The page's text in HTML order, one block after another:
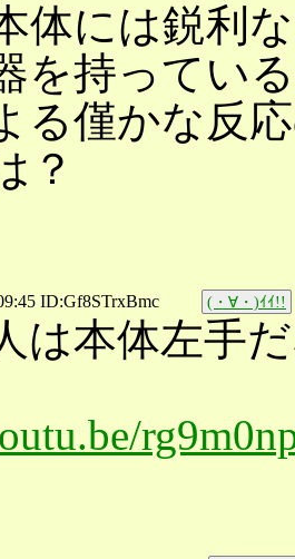
体には鋭利
を持ってい
る僅かな反
？
ID:Gf8STrxBmc (・∀・)ｲｲ!!
は本体左手